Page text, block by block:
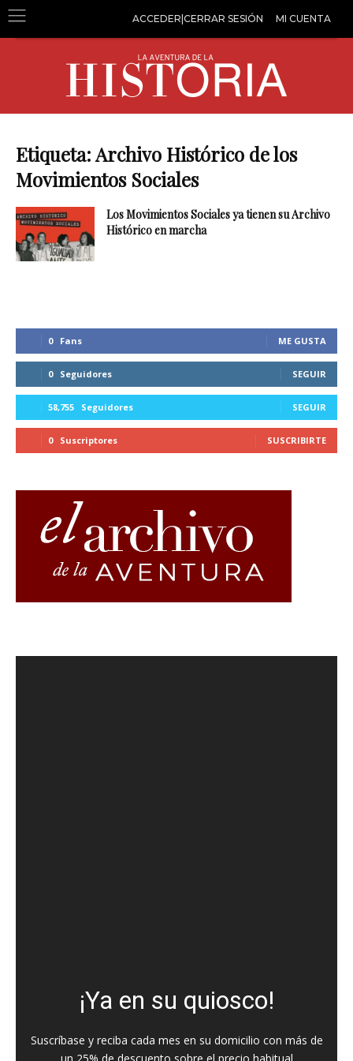
ACCEDER|CERRAR SESIÓN MI CUENTA
Etiqueta: Archivo Histórico de los
Movimientos Sociales
Los Movimientos Sociales ya tienen su Archivo
Histórico en marcha
0 Fans ME GUSTA
0 Seguidores SEGUIR
58,755 Seguidores SEGUIR
0 Suscriptores SUSCRIBIRTE
¡Ya en su quiosco!
Suscríbase y reciba cada mes en su domicilio con más de